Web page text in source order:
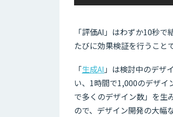
「評価AI」はわずか10秒
たびに効果検証を行うこと
「生成AI」は検討中のデザ
い、1時間で1,000のデザイ
で多くのデザイン数」を生
ので、デザイン開発の大幅